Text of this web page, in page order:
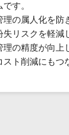
法
販売
マ
コ
す。
の属人化を防
リスクを軽減
の精度が向上
ト削減にもつ